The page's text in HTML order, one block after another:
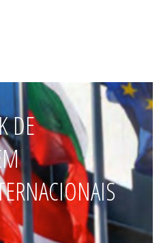
DE